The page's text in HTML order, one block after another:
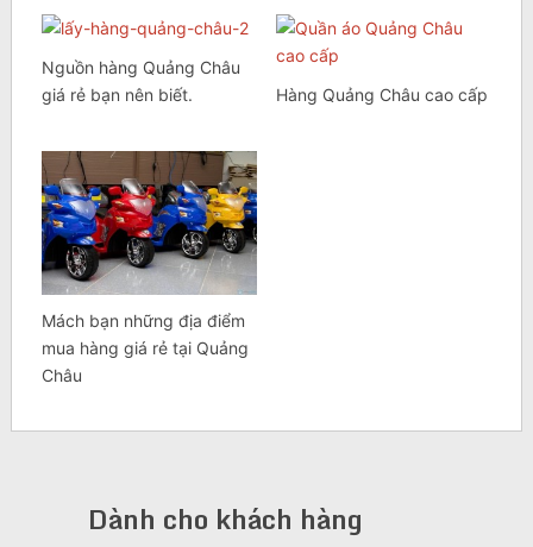
Nguồn hàng Quảng Châu
giá rẻ bạn nên biết.
Hàng Quảng Châu cao cấp
Mách bạn những địa điểm
mua hàng giá rẻ tại Quảng
Châu
Dành cho khách hàng